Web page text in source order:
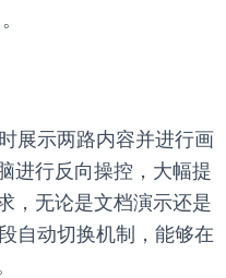
展示两路内容并进行画
进行反向操控，大幅提
，无论是文档演示还是
自动切换机制，能够在